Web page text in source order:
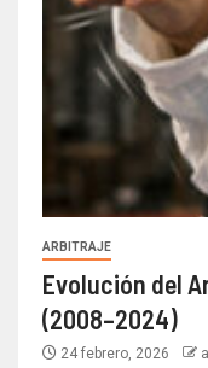
ARBITRAJE
Evolución del
(2008–2024)
24 febrero, 2026